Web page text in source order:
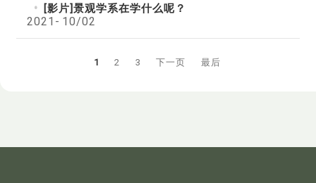
[影片]景观学系在学什么呢？
2021- 10/02
1 2 3 下一页 最后